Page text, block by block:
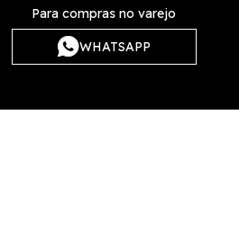
Para compras no varejo
WHATSAPP